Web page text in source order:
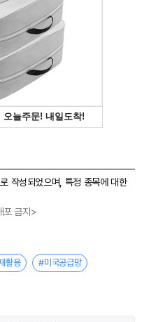
작성되었으며, 특정 종목에 대한
금지>
활용 #미국공급망